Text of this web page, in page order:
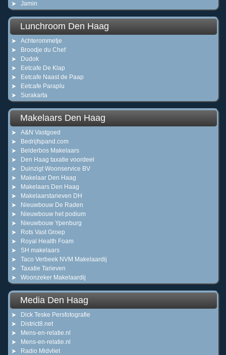
Jamin
Lunchroom Den Haag
Achterommetje
Broodje du Chef
Dudok
Eetcafe De Klap
Eetcafe Naast de Paap
Eetcafe Paraplu
Surakarta
Makelaars Den Haag
A&N Vastgoed
Bedrijfspand.com
Belderbos Makelaars
Den Haag taxatie voordeel
Duinzigt Woonservice BV
Makelaar Den Haag
Makelaars Den Haag
Makelaarstarieven DH
Nieuwbouw De Raden
Nieuwbouw het podium
Nieuwbouw Ypenburg
Rots Vast Groep
Royal Health Foam
SH makelaars
Taco Verbeek NVM Makelaardij
Taxatie Tarieven
Woonzeker Makelaardij
Media Den Haag
Dick Teske Persfotografie
District8.net
Mens-en-relatie.nl
Mens-en-relatie.nl
Radio Midvliet